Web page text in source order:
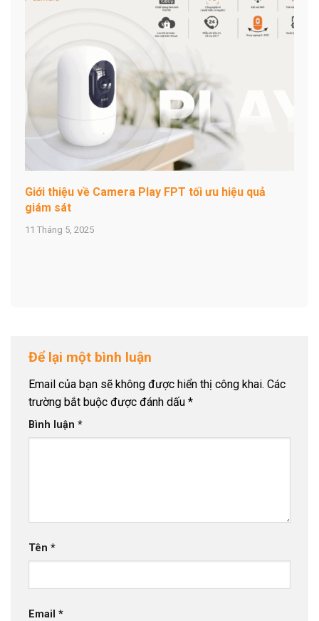
Giới thiệu về Camera Play FPT tối ưu hiệu quả
giám sát
11 Tháng 5, 2025
Để lại một bình luận
Email của bạn sẽ không được hiển thị công khai. Các
trường bắt buộc được đánh dấu *
Bình luận *
Tên *
Email *